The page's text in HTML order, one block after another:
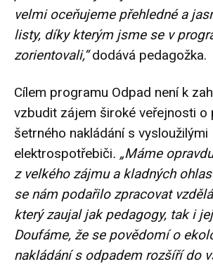
velmi oceňujeme přehledné a
listy, díky kterým jsme se v
zorientovali,“dodává pedagožka.
Cílem programu Odpad není k
vzbudit zájem široké veřejnosti o
šetrného nakládání s vysloužilými
elektrospotřebiči. „Máme
z velkého zájmu a kladných
se nám podařilo zpracovat
který zaujal jak pedagogy, tak i
Doufáme, že se povědomí o
nakládání s odpadem rozšíří do